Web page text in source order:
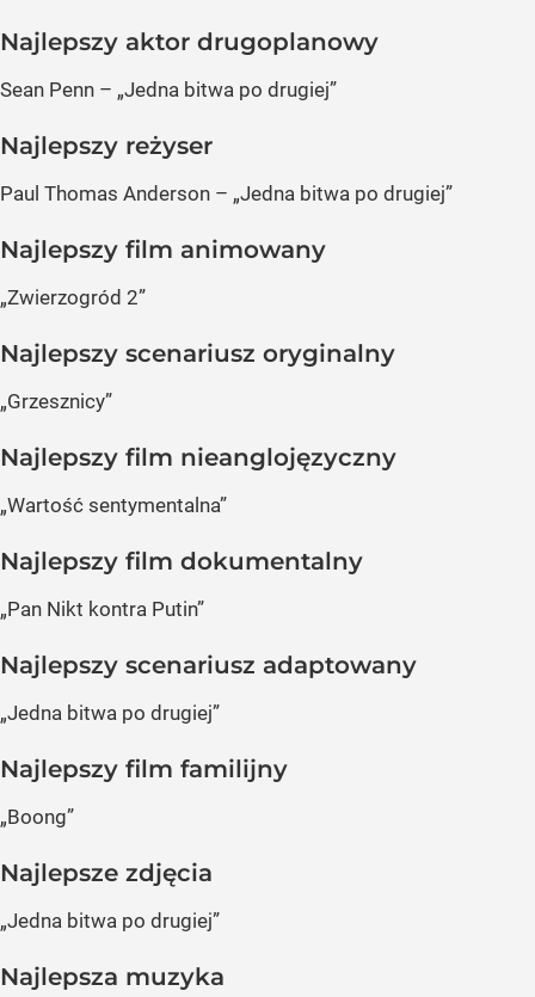
Najlepszy aktor drugoplanowy
Sean Penn – „Jedna bitwa po drugiej”
Najlepszy reżyser
Paul Thomas Anderson – „Jedna bitwa po drugiej”
Najlepszy film animowany
„Zwierzogród 2”
Najlepszy scenariusz oryginalny
„Grzesznicy”
Najlepszy film nieanglojęzyczny
„Wartość sentymentalna”
Najlepszy film dokumentalny
„Pan Nikt kontra Putin”
Najlepszy scenariusz adaptowany
„Jedna bitwa po drugiej”
Najlepszy film familijny
„Boong”
Najlepsze zdjęcia
„Jedna bitwa po drugiej”
Najlepsza muzyka